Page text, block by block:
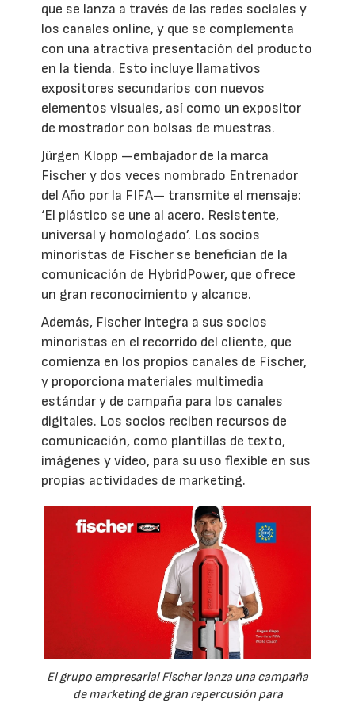
que se lanza a través de las redes sociales y
los canales online, y que se complementa
con una atractiva presentación del producto
en la tienda. Esto incluye llamativos
expositores secundarios con nuevos
elementos visuales, así como un expositor
de mostrador con bolsas de muestras.
Jürgen Klopp —embajador de la marca
Fischer y dos veces nombrado Entrenador
del Año por la FIFA— transmite el mensaje:
‘El plástico se une al acero. Resistente,
universal y homologado’. Los socios
minoristas de Fischer se benefician de la
comunicación de HybridPower, que ofrece
un gran reconocimiento y alcance.
Además, Fischer integra a sus socios
minoristas en el recorrido del cliente, que
comienza en los propios canales de Fischer,
y proporciona materiales multimedia
estándar y de campaña para los canales
digitales. Los socios reciben recursos de
comunicación, como plantillas de texto,
imágenes y vídeo, para su uso flexible en sus
propias actividades de marketing.
El grupo empresarial Fischer lanza una campaña
de marketing de gran repercusión para